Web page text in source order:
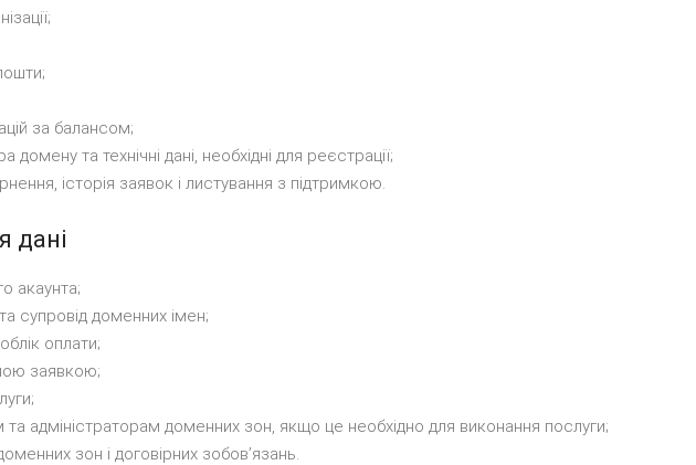
за балансом;
домену та технічні дані, необхідні для реєстрації;
історія заявок і листування з підтримкою.
дані
акаунта;
супровід доменних імен;
оплати;
заявкою;
адміністраторам доменних зон, якщо це необхідно для виконання послуги;
зон і договірних зобовʼязань.